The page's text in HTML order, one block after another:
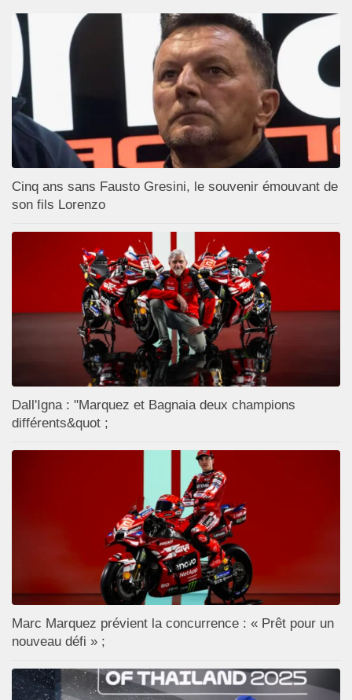
Cinq ans sans Fausto Gresini, le souvenir émouvant de
son fils Lorenzo
Dall'Igna : "Marquez et Bagnaia deux champions
différents&quot ;
Marc Marquez prévient la concurrence : « Prêt pour un
nouveau défi » ;